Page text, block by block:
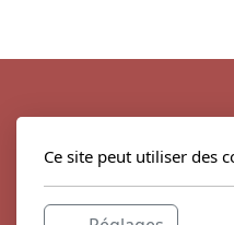
Rue des
1635 La
Ce site peut utiliser des